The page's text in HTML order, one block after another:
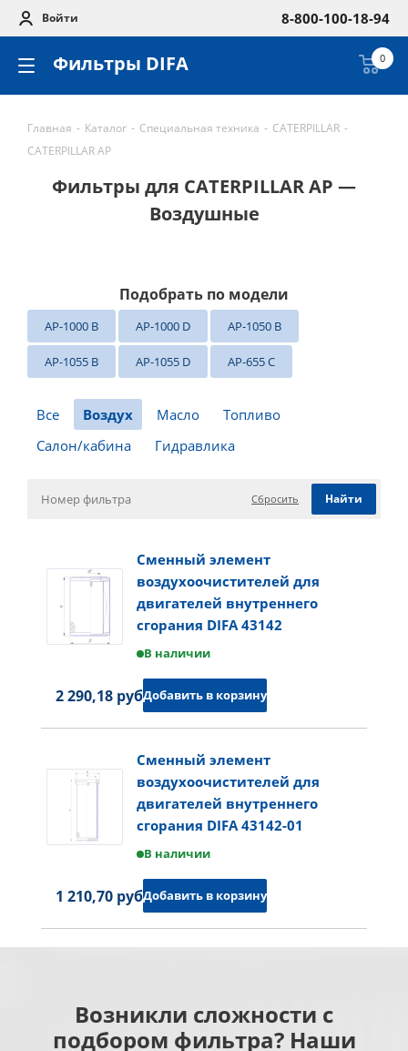
Войти 8-800-100-18-94
Фильтры DIFA 0
Главная - Каталог - Специальная техника - CATERPILLAR -
CATERPILLAR AP
Фильтры для CATERPILLAR AP —
Воздушные
Подобрать по модели
AP-1000 B AP-1000 D AP-1050 B
AP-1055 B AP-1055 D AP-655 C
Все Воздух Масло
Топливо
Салон/кабина
Гидравлика
Сбросить
Сменный элемент
воздухоочистителей для
двигателей внутреннего
сгорания DIFA 43142
В наличии
2 290,18 руб.Добавить в корзину
Сменный элемент
воздухоочистителей для
двигателей внутреннего
сгорания DIFA 43142-01
В наличии
1 210,70 руб.Добавить в корзину
Возникли сложности с
подбором фильтра? Наши